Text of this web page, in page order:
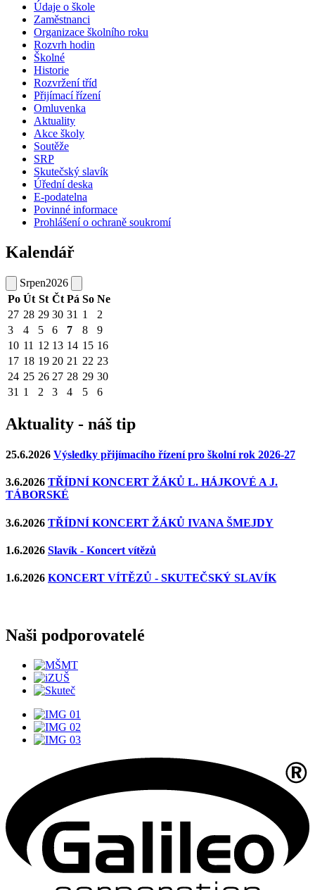
Údaje o škole
Zaměstnanci
Organizace školního roku
Rozvrh hodin
Školné
Historie
Rozvržení tříd
Přijímací řízení
Omluvenka
Aktuality
Akce školy
Soutěže
SRP
Skutečský slavík
Úřední deska
E-podatelna
Povinné informace
Prohlášení o ochraně soukromí
Kalendář
Srpen2026
Po Út St Čt Pá So Ne
27 28 29 30 31 1
2
3
4 5 6 7 8
9
10 11 12 13 14 15 16
17 18 19 20 21 22 23
24 25 26 27 28 29 30
31 1 2 3 4 5 6
Aktuality - náš tip
25.6.2026 Výsledky přijímacího řízení pro školní rok 2026-27
3.6.2026 TŘÍDNÍ KONCERT ŽÁKŮ L. HÁJKOVÉ A J.
TÁBORSKÉ
3.6.2026 TŘÍDNÍ KONCERT ŽÁKŮ IVANA ŠMEJDY
1.6.2026 Slavík - Koncert vítězů
1.6.2026 KONCERT VÍTĚZŮ - SKUTEČSKÝ SLAVÍK
Naši podporovatelé